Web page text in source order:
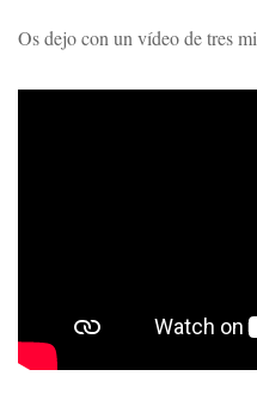
Os dejo con un vídeo de tres